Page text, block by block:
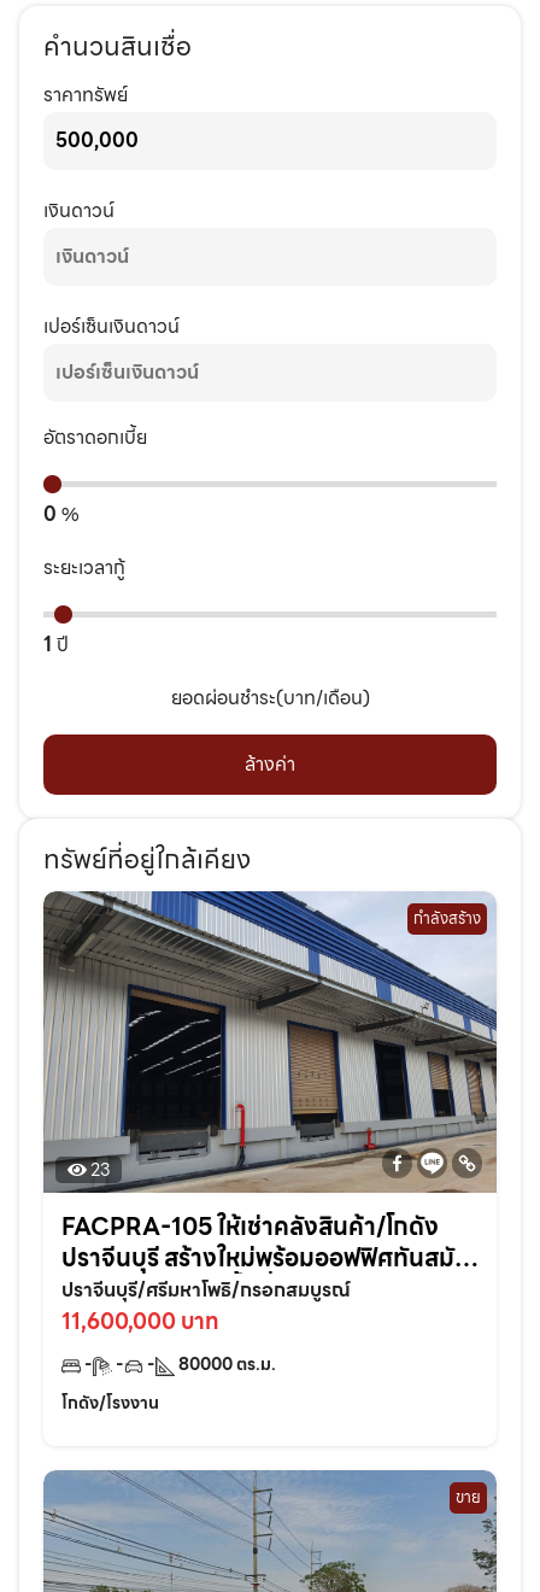
คำนวนสินเชื่อ
ราคาทรัพย์
เงินดาวน์
เปอร์เซ็นเงินดาวน์
อัตราดอกเบี้ย
0 %
ระยะเวลากู้
1 ปี
ยอดผ่อนชำระ(บาท/เดือน)
ล้างค่า
ทรัพย์ที่อยู่ใกล้เคียง
กำลังสร้าง
23
FACPRA-105 ให้เช่าคลังสินค้า/โกดัง
ปราจีนบุรี สร้างใหม่พร้อมออฟฟิศทันสมัย
ในทำเลศักยภาพพื้นที่ 80,000 ตรม. แบ่ง
เช่าได้
ปราจีนบุรี/ศรีมหาโพธิ/กรอกสมบูรณ์
11,600,000 บาท
- - - 80000ตร.ม.
โกดัง/โรงงาน
ขาย